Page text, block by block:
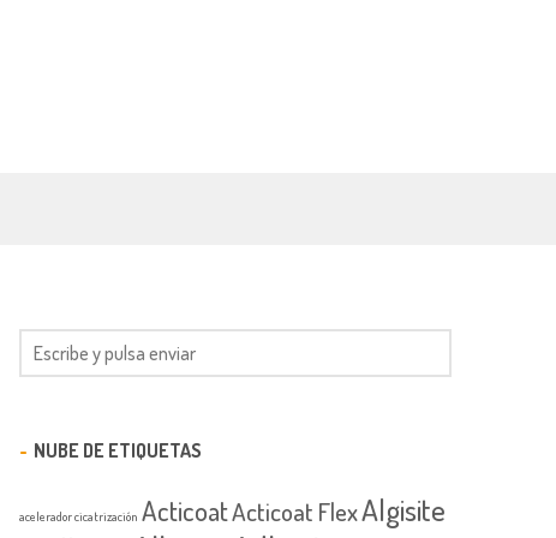
NUBE DE ETIQUETAS
acelerador cicatrización ActicoatActicoat FlexAlgisite